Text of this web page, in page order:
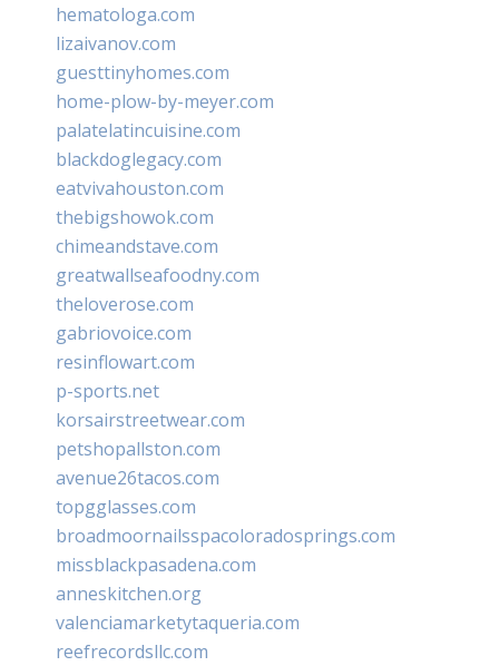
hematologa.com
lizaivanov.com
guesttinyhomes.com
home-plow-by-meyer.com
palatelatincuisine.com
blackdoglegacy.com
eatvivahouston.com
thebigshowok.com
chimeandstave.com
greatwallseafoodny.com
theloverose.com
gabriovoice.com
resinflowart.com
p-sports.net
korsairstreetwear.com
petshopallston.com
avenue26tacos.com
topgglasses.com
broadmoornailsspacoloradosprings.com
missblackpasadena.com
anneskitchen.org
valenciamarketytaqueria.com
reefrecordsllc.com